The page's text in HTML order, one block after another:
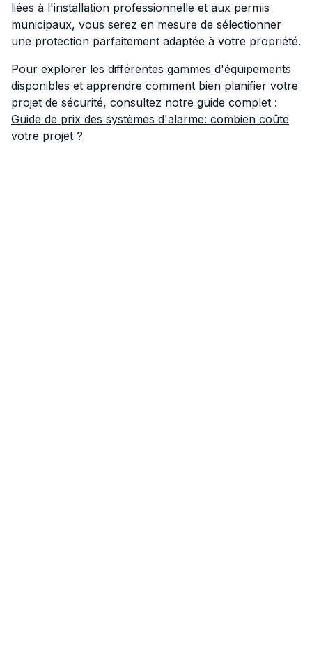
liées à l'installation professionnelle et aux permis
municipaux, vous serez en mesure de sélectionner
une protection parfaitement adaptée à votre propriété.
Pour explorer les différentes gammes d'équipements
disponibles et apprendre comment bien planifier votre
projet de sécurité, consultez notre guide complet :
Guide de prix des systèmes d'alarme: combien coûte
votre projet ?